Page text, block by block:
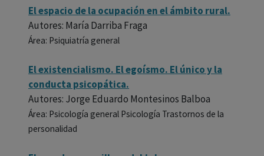
El espacio de la ocupación en el ámbito rural.
Autores: María Darriba Fraga
Área: Psiquiatría general
El existencialismo. El egoísmo. El único y la
conducta psicopática.
Autores: Jorge Eduardo Montesinos Balboa
Área: Psicología general Psicología Trastornos de la
personalidad